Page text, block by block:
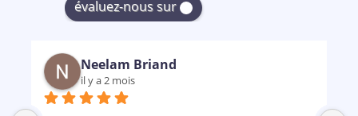
évaluez-nous sur
Neelam Briand
il y a 2 mois